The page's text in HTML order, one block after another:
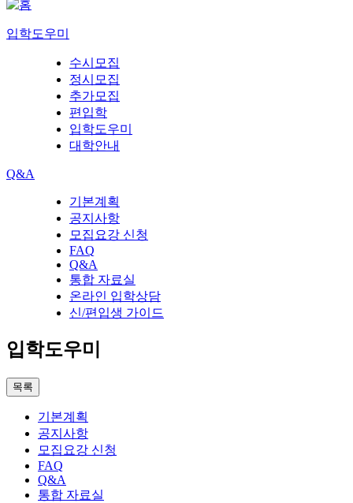
입학도우미
수시모집
정시모집
추가모집
편입학
입학도우미
대학안내
Q&A
기본계획
공지사항
모집요강 신청
FAQ
Q&A
통합 자료실
온라인 입학상담
신/편입생 가이드
입학도우미
목록
기본계획
공지사항
모집요강 신청
FAQ
Q&A
통합 자료실